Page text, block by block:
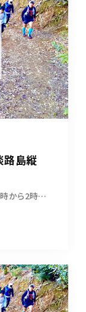
路島縦
2023年2月22日にMBS毎日放送で夜20時から2時間特...